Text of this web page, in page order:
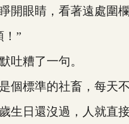
眼睛，看著遠處圍欄
”
糟了一句。
標準的社畜，每天不
日還沒過，人就直接